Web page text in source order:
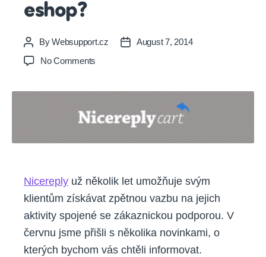
eshop?
Post
author
ByWebsupport.cz
PostAugust 7, 2014
No Comments
váš
eshop?
Nicereply už několik let umožňuje svým
klientům získávat zpětnou vazbu na jejich
aktivity spojené se zákaznickou podporou. V
červnu jsme přišli s několika novinkami, o
kterých bychom vás chtěli informovat.